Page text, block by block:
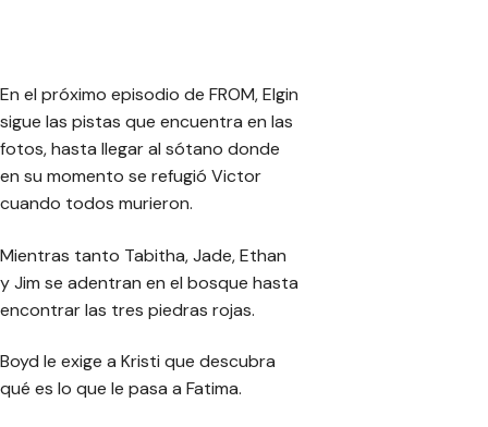
En el próximo episodio de FROM, Elgin
sigue las pistas que encuentra en las
fotos, hasta llegar al sótano donde
en su momento se refugió Victor
cuando todos murieron.
Mientras tanto Tabitha, Jade, Ethan
y Jim se adentran en el bosque hasta
encontrar las tres piedras rojas.
Boyd le exige a Kristi que descubra
qué es lo que le pasa a Fatima.